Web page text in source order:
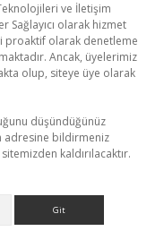
ve İletişim
Sağlayıcı olarak hizmet
proaktif olarak denetleme
Ancak, üyelerimiz
olup, siteye üye olarak
düşündüğünüz
adresine bildirmeniz
kaldırılacaktır.